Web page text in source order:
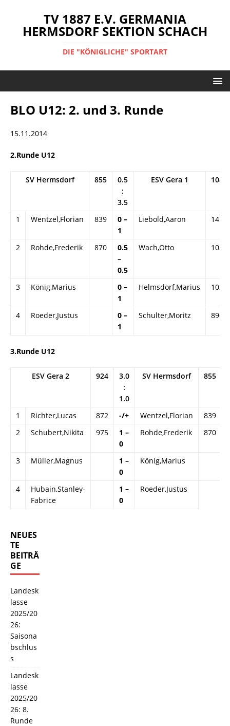
TV 1887 E.V. GERMANIA
HERMSDORF SEKTION SCHACH
DIE "KÖNIGLICHE" SPORTART
BLO U12: 2. und 3. Runde
15.11.2014
2.Runde U12
SV Hermsdorf 855
0.5
:
3.5
ESV Gera 1 1088
1 Wentzel,Florian 839
0 –
1
Liebold,Aaron 1412
2 Rohde,Frederik 870
0.5
–
0.5
Wach,Otto 1020
3 König,Marius
0 –
1
Helmsdorf,Marius 1025
4 Roeder,Justus
0 –
1
Schulter,Moritz 896
3.Runde U12
ESV Gera 2 924
3.0
:
1.0
SV Hermsdorf 855
1 Richter,Lucas 872 -/+ Wentzel,Florian
839
2
Schubert,Nikita 975
1 –
0
Rohde,Frederik 870
3 Müller,Magnus
1 –
0
König,Marius
4
Hubain,Stanley-
Fabrice
1 –
0
Roeder,Justus
NEUES
TE
BEITRÄ
GE
Landesk
lasse
2025/20
26:
Saisona
bschlus
s
Landesk
lasse
2025/20
26: 8.
Runde